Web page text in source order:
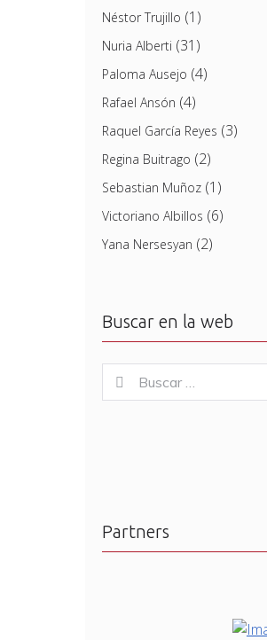
Néstor Trujillo (1)
Nuria Alberti (31)
Paloma Ausejo (4)
Rafael Ansón (4)
Raquel García Reyes (3)
Regina Buitrago (2)
Sebastian Muñoz(1)
Victoriano Albillos (6)
Yana Nersesyan (2)
Buscar en la web
for:
Buscar
Partners